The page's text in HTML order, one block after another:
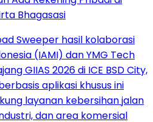
Bhagasasi